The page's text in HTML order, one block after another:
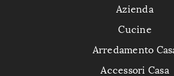
Azienda
Cucine
Arredamento
Accessori Casa